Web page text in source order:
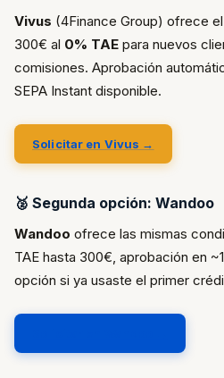
Vivus (4Finance Group) ofrece
300€ al 0% TAE para nuevos
comisiones. Aprobación
SEPA Instant disponible.
Solicitar en Vivus →
🥈 Segunda opción: Wandoo
Wandoo ofrece las mismas
TAE hasta 300€, aprobación en
opción si ya usaste el primer